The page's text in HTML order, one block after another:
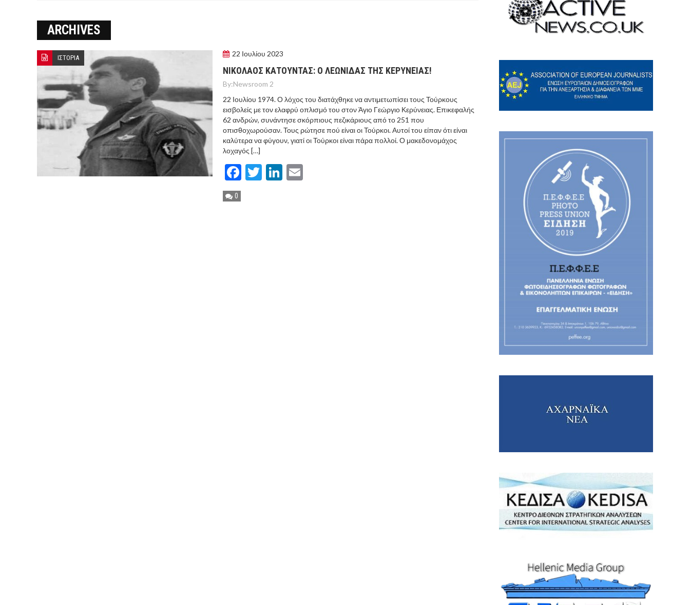
ARCHIVES
ΙΣΤΟΡΙΑ 22 Ιουλίου 2023
ΝΙΚΟΛΑΟΣ ΚΑΤΟΥΝΤΑΣ: Ο ΛΕΩΝΙΔΑΣ ΤΗΣ ΚΕΡΥΝΕΙΑΣ!
By:Newsroom 2
22 Ιουλίου 1974. Ο λόχος του διατάχθηκε να αντιμετωπίσει τους Τούρκους
εισβολείς με τον ελαφρύ οπλισμό του στον Άγιο Γεώργιο Κερύνειας. Επικεφαλής
62 ανδρών, συνάντησε σκόρπιους πεζικάριους από το 251 που
οπισθοχωρούσαν. Τους ρώτησε πού είναι οι Τούρκοι. Αυτοί του είπαν ότι είναι
καλύτερα να φύγουν, γιατί οι Τούρκοι είναι πάρα πολλοί. Ο μακεδονομάχος
λοχαγός […]
Facebook
TwitterLinkedIn
0